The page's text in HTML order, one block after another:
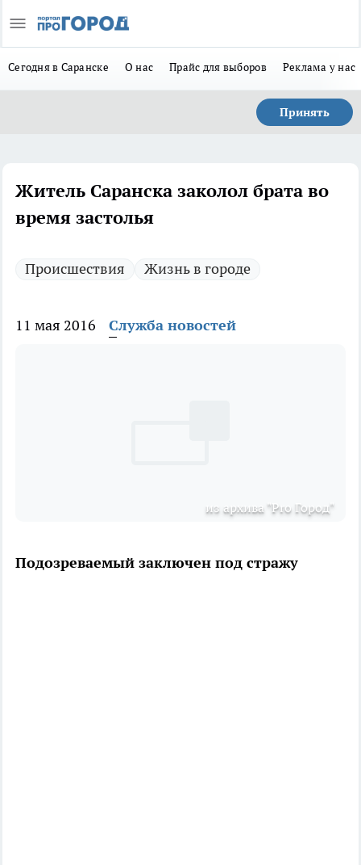
Сегодня в Саранске О нас Прайс для выборов Реклама у нас
Принять
Житель Саранска заколол брата во
время застолья
Происшествия Жизнь в городе
11 мая 2016 Служба новостей
из архива "Pro Город"
Подозреваемый заключен под стражу